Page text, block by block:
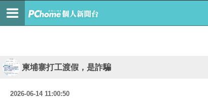
柬埔寨打工渡假，是詐騙
2026-06-14 11:00:50